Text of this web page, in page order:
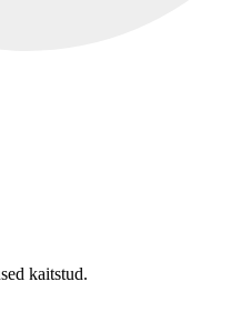
kaitstud.